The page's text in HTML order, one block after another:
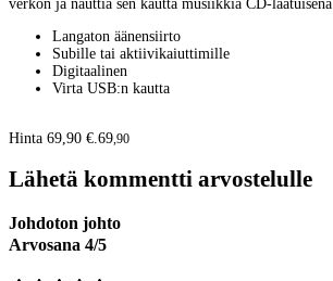
verkon ja nauttia sen kautta musiikkia CD-laatuisena
Langaton äänensiirto
Subille tai aktiivikaiuttimille
Digitaalinen
Virta USB:n kautta
Hinta 69,90 €. 69,90
Lähetä kommentti arvostelulle
Johdoton johto
Arvosana 4/5